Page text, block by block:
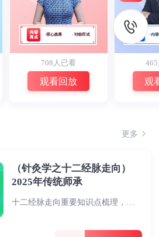
708人已看
观看回放 观
更多
（针灸学之十二经脉走向）
2025年传统师承
十二经脉走向重要知识点梳理，考点总结